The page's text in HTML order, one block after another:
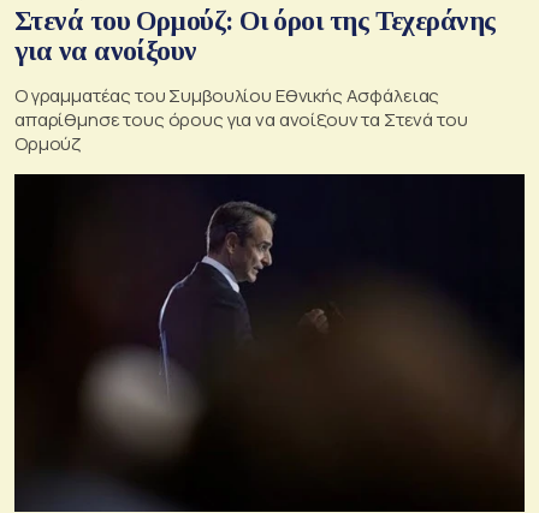
Στενά του Ορμούζ: Οι όροι της Τεχεράνης
για να ανοίξουν
Ο γραμματέας του Συμβουλίου Εθνικής Ασφάλειας
απαρίθμησε τους όρους για να ανοίξουν τα Στενά του
Ορμούζ